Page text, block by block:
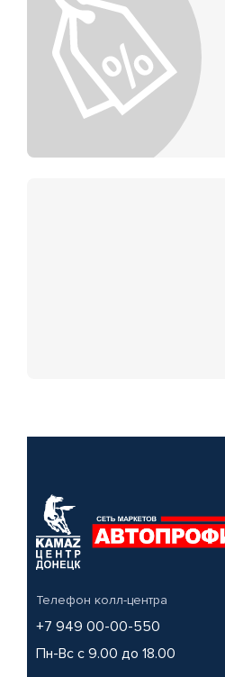
Телефон колл-центра
+7 949 00-00-550
Пн-Вс с 9.00 до 18.00